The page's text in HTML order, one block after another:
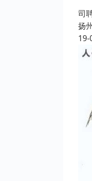
司
扬
19-